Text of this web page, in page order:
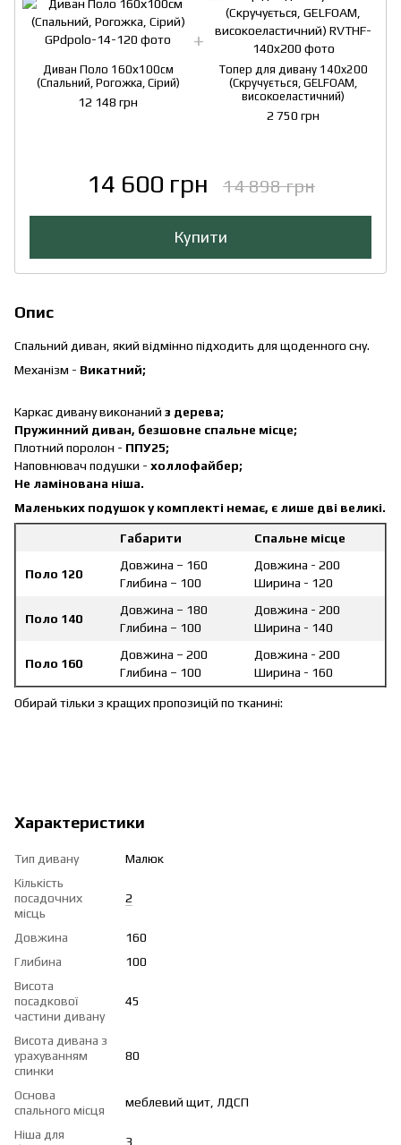
Диван Поло 160х100см
(Спальний, Рогожка, Сірий)
12 148 грн
Топер для дивану 140x200
(Скручується, GELFOAM,
високоеластичний)
2 750 грн
14 600 грн 14 898 грн
Купити
Опис
Спальний диван, який відмінно підходить для щоденного сну.
Механізм - Викатний;
Каркас дивану виконаний з дерева;
Пружинний диван, безшовне спальне місце;
Плотний поролон - ППУ25;
Наповнювач подушки - холлофайбер;
Не ламінована ніша.
Маленьких подушок у комплекті немає, є лише дві великі.
Габарити Спальне місце
Поло 120
Довжина – 160
Глибина – 100
Довжина - 200
Ширина - 120
Поло 140
Довжина – 180
Глибина – 100
Довжина - 200
Ширина - 140
Поло 160
Довжина – 200
Глибина – 100
Довжина - 200
Ширина - 160
Обирай тільки з кращих пропозицій по тканині:
Характеристики
Тип дивану
Малюк
Кількість
посадочних
місць
2
Довжина
160
Глибина
100
Висота
посадкової
частини дивану
45
Висота дивана з
урахуванням
спинки
80
Основа
спального місця
меблевий щит, ЛДСП
Ніша для
3